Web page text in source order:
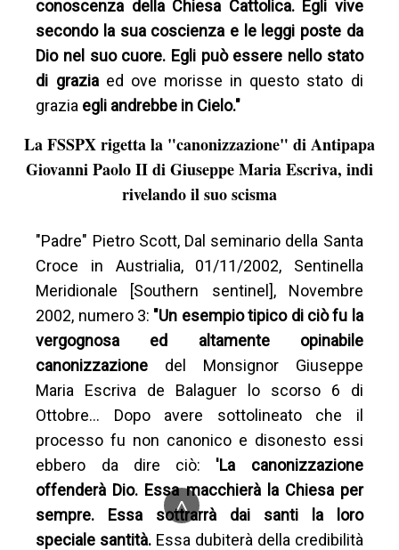
conoscenza della Chiesa Cattolica. Egli vive
secondo la sua coscienza e le leggi poste da
Dio nel suo cuore. Egli può essere nello stato
di grazia ed ove morisse in questo stato di
grazia egli andrebbe in Cielo."
La FSSPX rigetta la "canonizzazione" di Antipapa
Giovanni Paolo II di Giuseppe Maria Escriva, indi
rivelando il suo scisma
"Padre" Pietro Scott, Dal seminario della Santa
Croce in Austrialia, 01/11/2002, Sentinella
Meridionale [Southern sentinel], Novembre
2002, numero 3: "Un esempio tipico di ciò fu la
vergognosa ed altamente opinabile
canonizzazione del Monsignor Giuseppe
Maria Escriva de Balaguer lo scorso 6 di
Ottobre… Dopo avere sottolineato che il
processo fu non canonico e disonesto essi
ebbero da dire ciò: 'La canonizzazione
offenderà Dio. Essa macchierà la Chiesa per
sempre. Essa sottrarrà dai santi la loro
speciale santità. Essa dubiterà della credibilità
^